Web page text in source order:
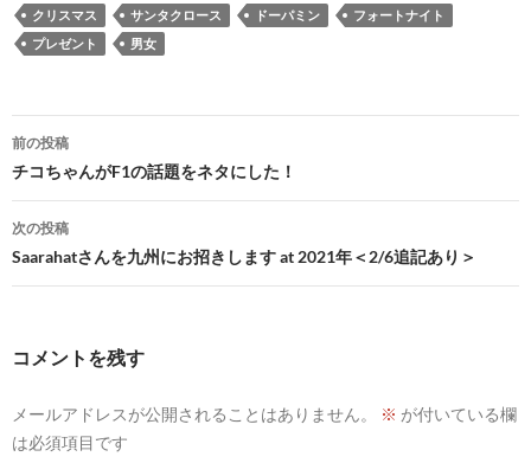
クリスマス サンタクロース ドーパミン
フォートナイト
プレゼント
男女
投
稿
ナ
ビ
ョ
前の投稿
チコちゃんがF1の話題をネタにした！
次の投稿
Saarahatさんを九州にお招きします at 2021年＜2/6追記あり＞
コメントを残す
メールアドレスが公開されることはありません。 ※ が付いている欄
は必須項目です